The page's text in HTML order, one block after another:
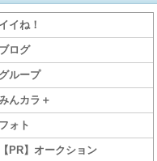
イイね！
ブログ
グループ
んカラ＋
フォト
【PR】オークション